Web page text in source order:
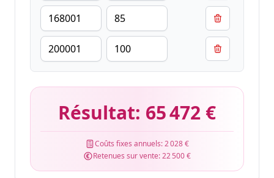
Résultat: 65 472 €
Coûts fixes annuels:2 028 €
Retenues sur vente:22 500 €